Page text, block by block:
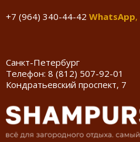
+7 (964) 340-44-42 WhatsApp,
Санкт-Петербург
Телефон: 8 (812) 507-92-01
Кондратьевский проспект, 7